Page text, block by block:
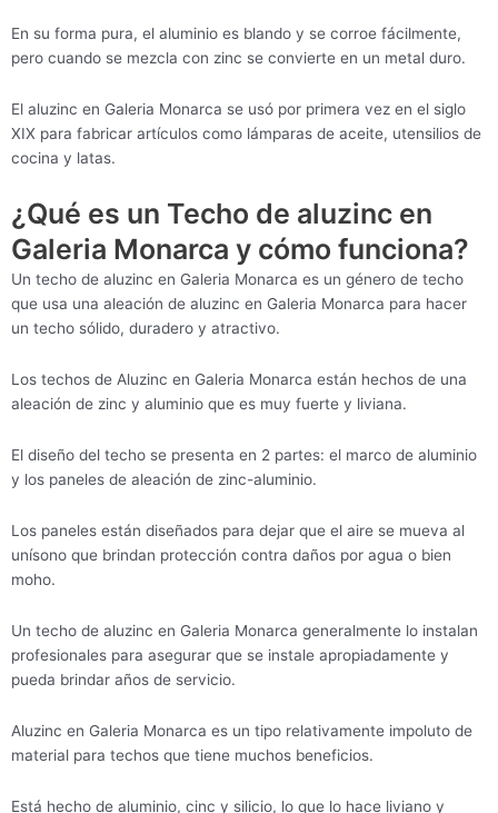
En su forma pura, el aluminio es blando y se corroe fácilmente,
pero cuando se mezcla con zinc se convierte en un metal duro.
El aluzinc en Galeria Monarca se usó por primera vez en el siglo
XIX para fabricar artículos como lámparas de aceite, utensilios de
cocina y latas.
¿Qué es un Techo de aluzinc en
Galeria Monarca y cómo funciona?
Un techo de aluzinc en Galeria Monarca es un género de techo
que usa una aleación de aluzinc en Galeria Monarca para hacer
un techo sólido, duradero y atractivo.
Los techos de Aluzinc en Galeria Monarca están hechos de una
aleación de zinc y aluminio que es muy fuerte y liviana.
El diseño del techo se presenta en 2 partes: el marco de aluminio
y los paneles de aleación de zinc-aluminio.
Los paneles están diseñados para dejar que el aire se mueva al
unísono que brindan protección contra daños por agua o bien
moho.
Un techo de aluzinc en Galeria Monarca generalmente lo instalan
profesionales para asegurar que se instale apropiadamente y
pueda brindar años de servicio.
Aluzinc en Galeria Monarca es un tipo relativamente impoluto de
material para techos que tiene muchos beneficios.
Está hecho de aluminio, cinc y silicio, lo que lo hace liviano y